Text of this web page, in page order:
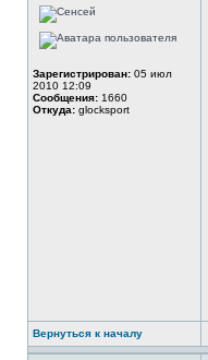
Зарегистрирован: 05 июл
2010 12:09
Сообщения: 1660
Откуда: glocksport
Вернуться к началу